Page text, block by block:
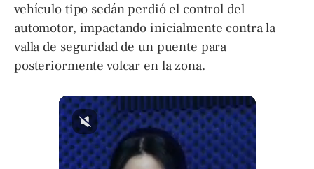
vehículo tipo sedán perdió el control del
automotor, impactando inicialmente contra la
valla de seguridad de un puente para
posteriormente volcar en la zona.